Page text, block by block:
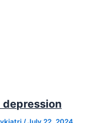
depression